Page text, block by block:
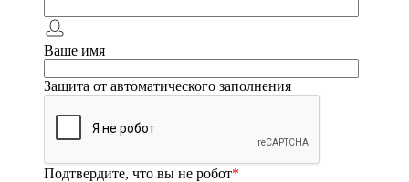
Ваше имя
Защита от автоматического заполнения
Подтвердите, что вы не робот*